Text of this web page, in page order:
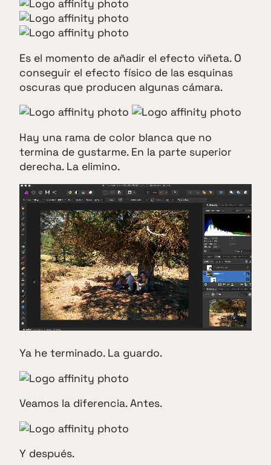
Es el momento de añadir el efecto viñeta. O
conseguir el efecto físico de las esquinas
oscuras que producen algunas cámara.
Hay una rama de color blanca que no
termina de gustarme. En la parte superior
derecha. La elimino.
Ya he terminado. La guardo.
Veamos la diferencia. Antes.
Y después.